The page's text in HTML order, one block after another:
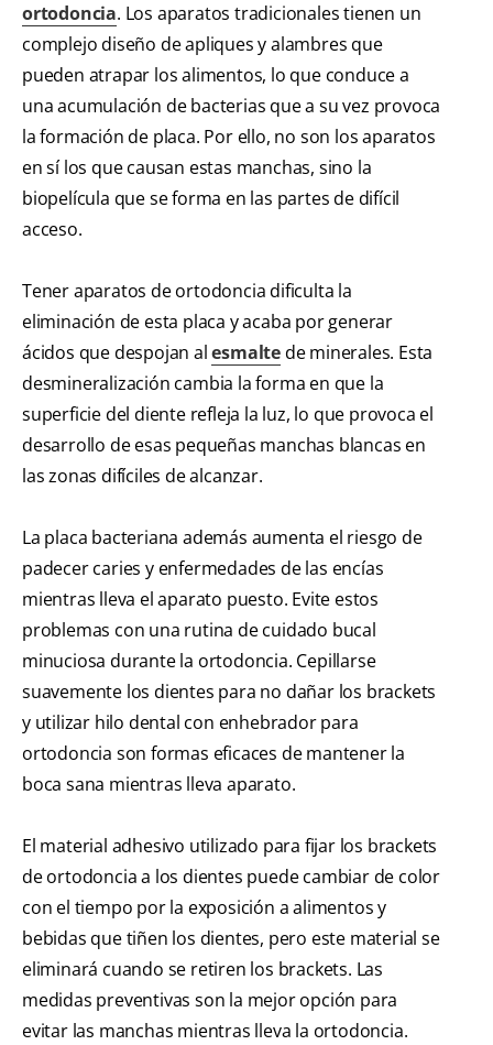
ortodoncia. Los aparatos tradicionales tienen un
complejo diseño de apliques y alambres que
pueden atrapar los alimentos, lo que conduce a
una acumulación de bacterias que a su vez provoca
la formación de placa. Por ello, no son los aparatos
en sí los que causan estas manchas, sino la
biopelícula que se forma en las partes de difícil
acceso.
Tener aparatos de ortodoncia dificulta la
eliminación de esta placa y acaba por generar
ácidos que despojan alesmaltede minerales. Esta
desmineralización cambia la forma en que la
superficie del diente refleja la luz, lo que provoca el
desarrollo de esas pequeñas manchas blancas en
las zonas difíciles de alcanzar.
La placa bacteriana además aumenta el riesgo de
padecer caries y enfermedades de las encías
mientras lleva el aparato puesto. Evite estos
problemas con una rutina de cuidado bucal
minuciosa durante la ortodoncia. Cepillarse
suavemente los dientes para no dañar los brackets
y utilizar hilo dental con enhebrador para
ortodoncia son formas eficaces de mantener la
boca sana mientras lleva aparato.
El material adhesivo utilizado para fijar los brackets
de ortodoncia a los dientes puede cambiar de color
con el tiempo por la exposición a alimentos y
bebidas que tiñen los dientes, pero este material se
eliminará cuando se retiren los brackets. Las
medidas preventivas son la mejor opción para
evitar las manchas mientras lleva la ortodoncia.